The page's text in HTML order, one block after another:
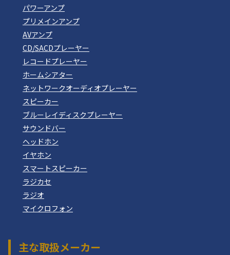
パワーアンプ
プリメインアンプ
AVアンプ
CD/SACDプレーヤー
レコードプレーヤー
ホームシアター
ネットワークオーディオプレーヤー
スピーカー
ブルーレイディスクプレーヤー
サウンドバー
ヘッドホン
イヤホン
スマートスピーカー
ラジカセ
ラジオ
マイクロフォン
主な取扱メーカー